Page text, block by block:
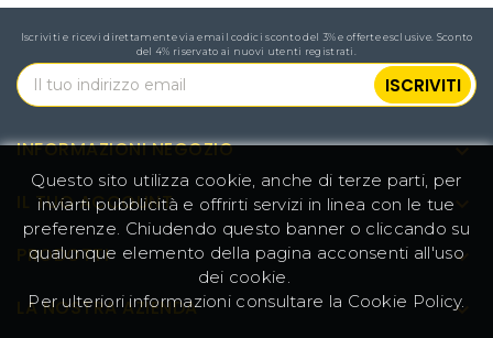
IL TUO ACCOUNT 
PRODOTTI 
LA NOSTRA AZIENDA 
INFORMAZIONI NEGOZIO 
Iscriviti e ricevi direttamente via email codici sconto del 3% e offerte esclusive. Sconto
del 4% riservato ai nuovi utenti registrati.
Questo sito utilizza cookie, anche di terze parti, per
inviarti pubblicità e offrirti servizi in linea con le tue
preferenze. Chiudendo questo banner o cliccando su
qualunque elemento della pagina acconsenti all'uso
dei cookie.
Per ulteriori informazioni consultare la Cookie Policy.